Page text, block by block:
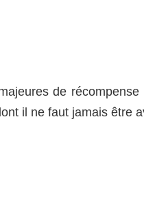
de
il ne faut jamais être